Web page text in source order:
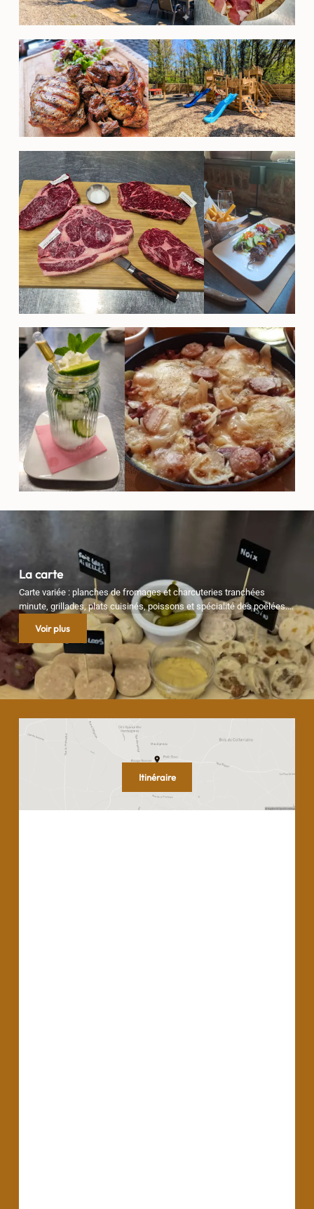
La carte
Carte variée : planches de fromages et charcuteries tranchées
minute, grillades, plats cuisinés, poissons et spécialité des poêlées.
Suggestions de saison. Desserts gourmands et boissons chaudes
pour finir. Produits frais, préparations minute et service attentionné.
Bon appétit.
Voir plus
Itinéraire